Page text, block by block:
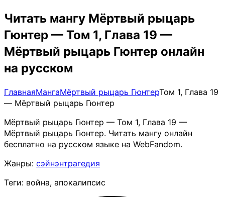
Читать мангу Мёртвый рыцарь
Гюнтер — Том 1, Глава 19 —
Мёртвый рыцарь Гюнтер онлайн
на русском
ГлавнаяМангаМёртвый рыцарь ГюнтерТом 1, Глава 19
— Мёртвый рыцарь Гюнтер
Мёртвый рыцарь Гюнтер — Том 1, Глава 19 —
Мёртвый рыцарь Гюнтер. Читать мангу онлайн
бесплатно на русском языке на WebFandom.
Жанры: сэйнэнтрагедия
Теги: война, апокалипсис